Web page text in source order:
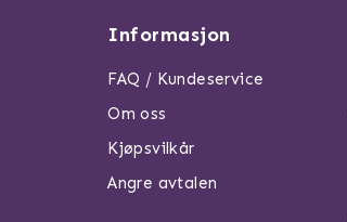
Informasjon
FAQ / Kundeservice
Om oss
Kjøpsvilkår
Angre avtalen